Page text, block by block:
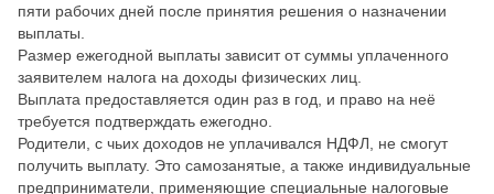
пяти рабочих дней после принятия решения о назначении
выплаты.
Размер ежегодной выплаты зависит от суммы уплаченного
заявителем налога на доходы физических лиц.
Выплата предоставляется один раз в год, и право на неё
требуется подтверждать ежегодно.
Родители, с чьих доходов не уплачивался НДФЛ, не смогут
получить выплату. Это самозанятые, а также индивидуальные
предприниматели, применяющие специальные налоговые